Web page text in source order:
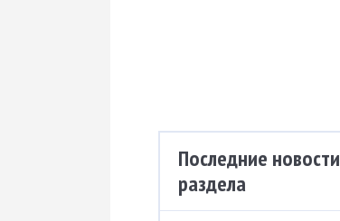
Последние новости
раздела